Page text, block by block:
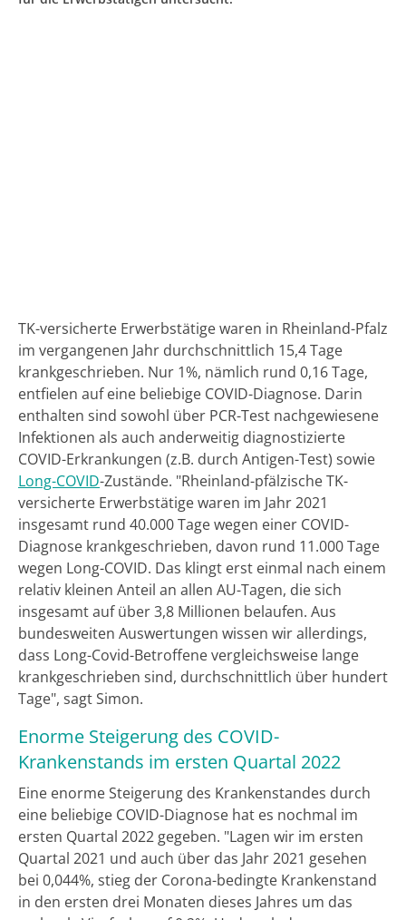
TK-versicherte Erwerbstätige waren in Rheinland-Pfalz
im vergangenen Jahr durchschnittlich 15,4 Tage
krankgeschrieben. Nur 1%, nämlich rund 0,16 Tage,
entfielen auf eine beliebige COVID-Diagnose. Darin
enthalten sind sowohl über PCR-Test nachgewiesene
Infektionen als auch anderweitig diagnostizierte
COVID-Erkrankungen (z.B. durch Antigen-Test) sowie
Long-COVID-Zustände. "Rheinland-pfälzische TK-
versicherte Erwerbstätige waren im Jahr 2021
insgesamt rund 40.000 Tage wegen einer COVID-
Diagnose krankgeschrieben, davon rund 11.000 Tage
wegen Long-COVID. Das klingt erst einmal nach einem
relativ kleinen Anteil an allen AU-Tagen, die sich
insgesamt auf über 3,8 Millionen belaufen. Aus
bundesweiten Auswertungen wissen wir allerdings,
dass Long-Covid-Betroffene vergleichsweise lange
krankgeschrieben sind, durchschnittlich über hundert
Tage", sagt Simon.
Enorme Steigerung des COVID-
Krankenstands im ersten Quartal 2022
Eine enorme Steigerung des Krankenstandes durch
eine beliebige COVID-Diagnose hat es nochmal im
ersten Quartal 2022 gegeben. "Lagen wir im ersten
Quartal 2021 und auch über das Jahr 2021 gesehen
bei 0,044%, stieg der Corona-bedingte Krankenstand
in den ersten drei Monaten dieses Jahres um das